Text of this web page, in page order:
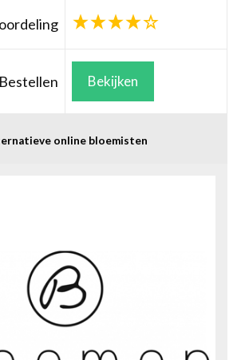
Bestellen Bekijken
online bloemisten